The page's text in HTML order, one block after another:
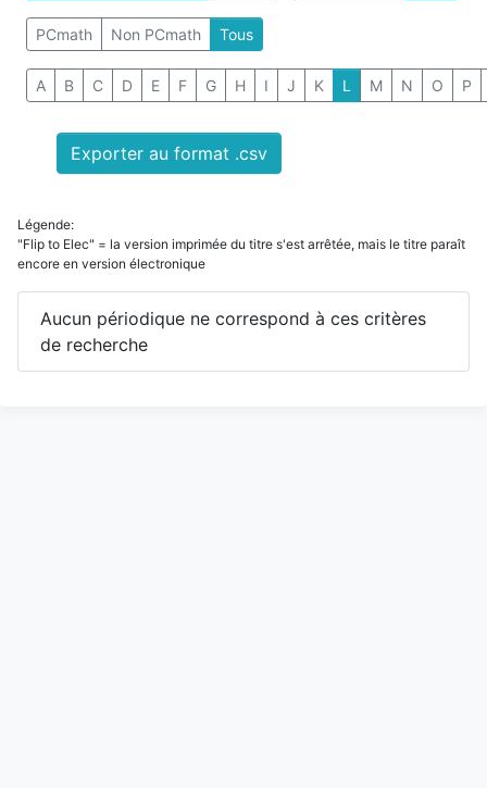
PCmath Non PCmath Tous
A B C D E F G H I J K L M N O P
Exporter au format .csv
Légende:
"Flip to Elec" = la version imprimée du titre s'est arrêtée, mais le titre paraît
encore en version électronique
Aucun périodique ne correspond à ces critères
de recherche